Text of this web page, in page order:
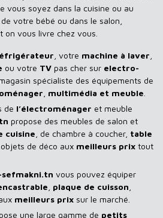
vous soyez dans la cuisine ou au
votre bébé ou dans le salon,
on vous livre chez vous.
, votre machine à laver
ou votre TV pas cher sur electro-
spécialiste des équipements de
multimédia et meuble
de l’électroménager et meuble
propose des meubles de salon et
cuisine , de chambre à coucher, table
de déco aux meilleurs prix tout
vous pouvez équiper
plaque de cuisson
meilleurs prix sur le marché.
une large gamme de petits